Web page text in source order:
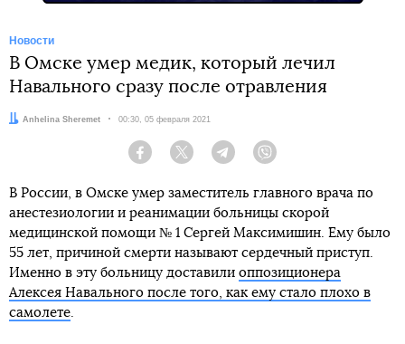
Новости
В Омске умер медик, который лечил
Навального сразу после отравления
Автор:
Anhelina Sheremet Дата:
00:30, 05 февраля 2021
Facebook Twitter Telegram
В России, в Омске умер заместитель главного врача по
анестезиологии и реанимации больницы скорой
медицинской помощи № 1 Сергей Максимишин. Ему было
55 лет, причиной смерти называют сердечный приступ.
Именно в эту больницу доставили оппозиционера
Алексея Навального после того, как ему стало плохо в
самолете